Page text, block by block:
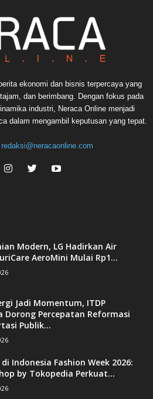
ekonomi dan bisnis terpercaya yang
dan berimbang. Dengan fokus pada
industri, Neraca Online menjadi
dalam mengambil keputusan yang tepat.
redaksi@neracaonline.com
Modern, LG Hadirkan Air
AeroMini Mulai Rp1...
Jadi Momentum, ITDP
Dorong Percepatan Reformasi
Publik...
Indonesia Fashion Week 2026:
by Tokopedia Perkuat...